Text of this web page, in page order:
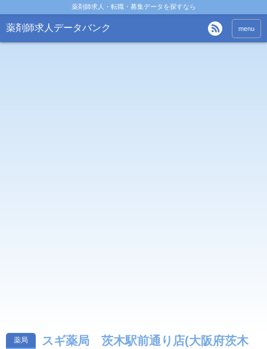
薬剤師求人・転職・募集データを探すなら
薬剤師求人データバンク menu
薬局
スギ薬局 茨木駅前通り店(大阪府茨木